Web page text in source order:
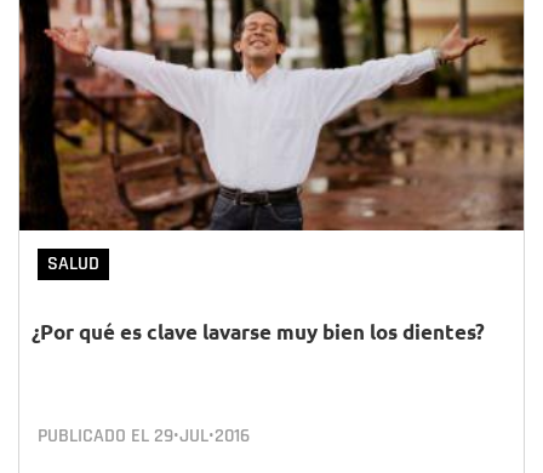
SALUD
¿Por qué es clave lavarse muy bien los dientes?
PUBLICADO EL 29•JUL•2016